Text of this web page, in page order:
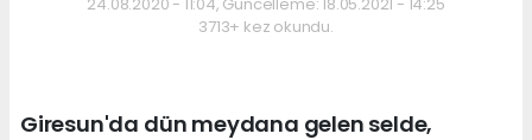
3713+ kez okundu.
Giresun'da dün meydana gelen selde,